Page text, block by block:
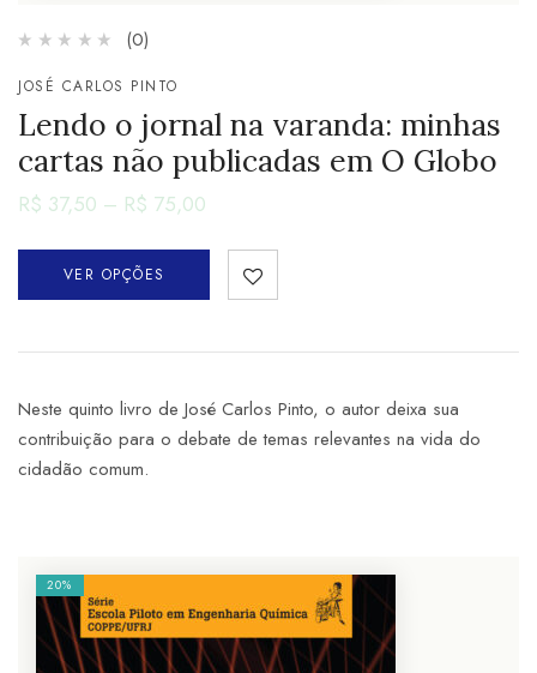
(0)
JOSÉ CARLOS PINTO
Lendo o jornal na varanda: minhas
cartas não publicadas em O Globo
R$ 37,50 – R$ 75,00
VER OPÇÕES
Neste quinto livro de José Carlos Pinto, o autor deixa sua
contribuição para o debate de temas relevantes na vida do
cidadão comum.
20%